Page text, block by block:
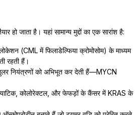
जाता है। यहां सामान्य मुद्दों का एक सारांश है:
(CML में फिलाडेल्फिया क्रोमोसोम) के माध्यम
रहती हैं।
नियंत्रणों को अभिभूत कर देती हैं—MYCN
कोलोरेक्टल, और फेफड़ों के कैंसर में KRAS के